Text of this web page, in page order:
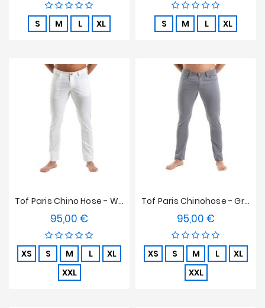
S M L XL S M L XL
Tof Paris Chino Hose - Weiß
95,00 €
XS S M L
XL
XXL
Tof Paris Chinohose - Grau
95,00 €
XS S M L
XL
XXL